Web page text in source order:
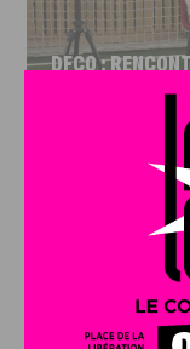
DFCO :
L’ARTISAN DE